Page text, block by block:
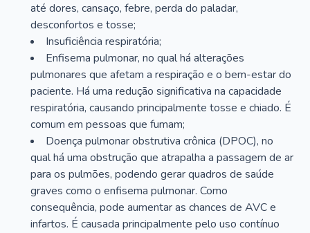
até dores, cansaço, febre, perda do paladar,
desconfortos e tosse;
Insuficiência respiratória;
Enfisema pulmonar, no qual há alterações
pulmonares que afetam a respiração e o bem-estar do
paciente. Há uma redução significativa na capacidade
respiratória, causando principalmente tosse e chiado. É
comum em pessoas que fumam;
Doença pulmonar obstrutiva crônica (DPOC), no
qual há uma obstrução que atrapalha a passagem de ar
para os pulmões, podendo gerar quadros de saúde
graves como o enfisema pulmonar. Como
consequência, pode aumentar as chances de AVC e
infartos. É causada principalmente pelo uso contínuo